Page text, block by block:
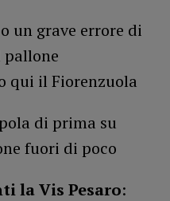
un grave errore di
pallone
qui il Fiorenzuola
di prima su
fuori di poco
la Vis Pesaro: